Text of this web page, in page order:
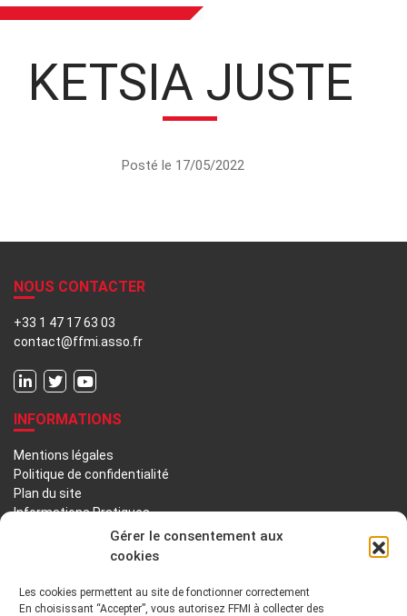
Gérer le consentement aux
cookies
Les cookies permettent au site de fonctionner correctement
En choisissant “Accepter”, vous autorisez FFMI à collecter des
KETSIA JUSTE
Posté le 17/05/2022
NOUS CONTACTER
+33 1 47 17 63 03
contact@ffmi.asso.fr
INFORMATIONS
Mentions légales
Politique de confidentialité
Plan du site
Informations Pratiques
PRÉSENTATION NOTRE HISTOIRE